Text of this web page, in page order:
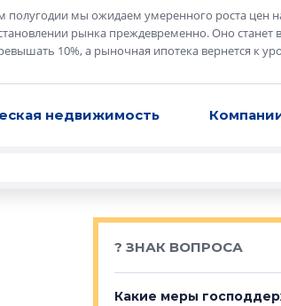
полугодии мы ожидаем умеренного роста цен
рынка преждевременно. Оно
10%, а рыночная ипотека вернется к
недвижимость
? ЗНАК ВОПРОСА
Какие меры